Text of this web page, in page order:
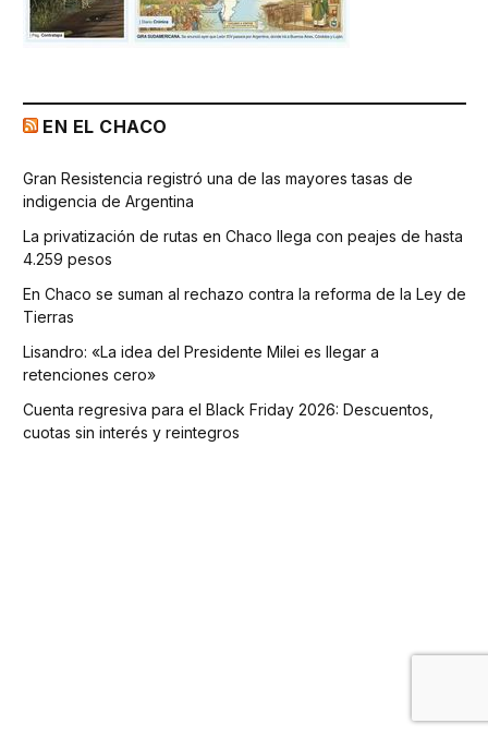
EN EL CHACO
Gran Resistencia registró una de las mayores tasas de
indigencia de Argentina
La privatización de rutas en Chaco llega con peajes de hasta
4.259 pesos
En Chaco se suman al rechazo contra la reforma de la Ley de
Tierras
Lisandro: «La idea del Presidente Milei es llegar a
retenciones cero»
Cuenta regresiva para el Black Friday 2026: Descuentos,
cuotas sin interés y reintegros